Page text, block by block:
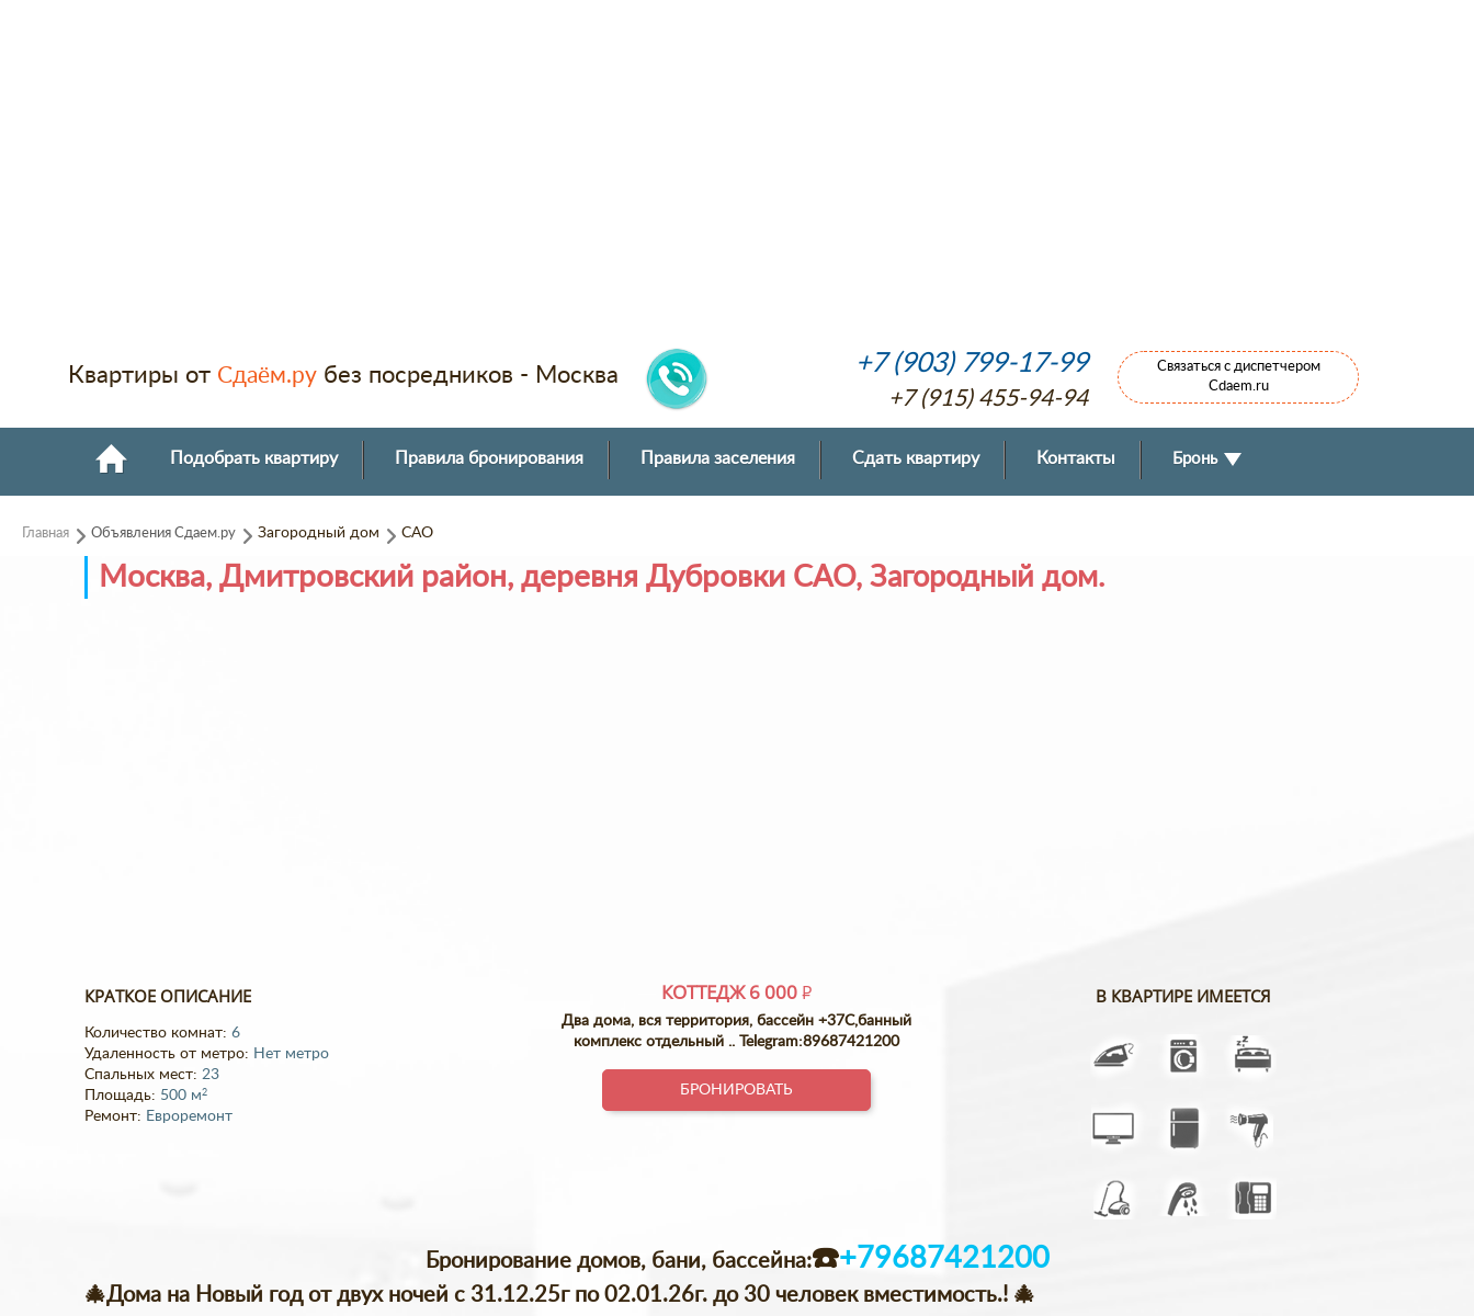
Квартиры от Сдаём.ру без посредников - Москва +7 (903) 799-17-99
+7 (915) 455-94-94
Связаться с диспетчером
Cdaem.ru
Подобрать квартиру Правила бронирования Правила заселения Сдать квартиру Контакты Бронь
Главная Объявления Сдаем.ру Загородный дом САО
Москва, Дмитровский район, деревня Дубровки САО, Загородный дом.
КРАТКОЕ ОПИСАНИЕ
Количество комнат: 6
Удаленность от метро: Нет метро
Cпальных мест: 23
Площадь: 500 м2
Ремонт: Евроремонт
КОТТЕДЖ6 000P
Два дома, вся территория, бассейн +37С,банный
комплекс отдельный .. Telegram:89687421200
БРОНИРОВАТЬ
В КВАРТИРЕ ИМЕЕТСЯ
Бронирование домов, бани, бассейна:☎️+79687421200
🎄Дома на Новый год от двух ночей с 31.12.25г по 02.01.26г. до 30 человек вместимость.! 🎄